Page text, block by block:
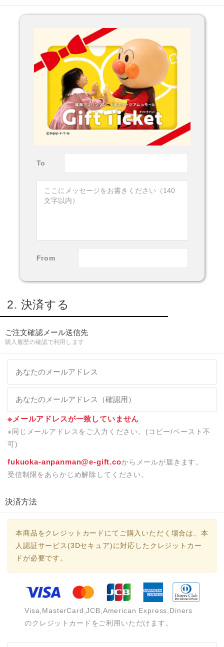
To
From
2. 決済する
ご注文確認メール送信先
購入履歴の確認で利用します
※メールアドレスが一致していません
※同じメールアドレスをご入力ください。(コピー/ペースト不
可)
fukuoka-anpanman@e-gift.coからメールが届きます。
受信制限をあらかじめ解除してください。
決済方法
本商品をクレジットカードにてご購入いただく場合は、本
人認証サービス(3Dセキュア)に対応したクレジットカー
ドが必要です。
Visa,MasterCard,JCB,American Express,Diners
のクレジットカードをご利用いただけます。